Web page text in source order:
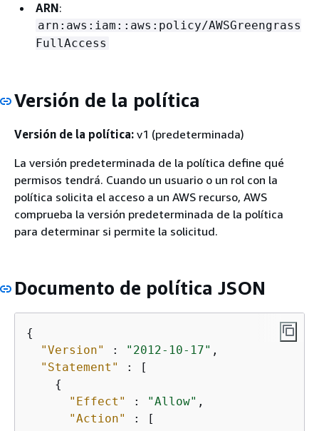
ARN:
arn:aws:iam::aws:policy/AWSGreengrass
FullAccess
Versión de la política
Versión de la política: v1 (predeterminada)
La versión predeterminada de la política define qué
permisos tendrá. Cuando un usuario o un rol con la
política solicita el acceso a un AWS recurso, AWS
comprueba la versión predeterminada de la política
para determinar si permite la solicitud.
Documento de política JSON
{
"Version"
: "2012-10-17" ,
"Statement"
: [
{
"Effect"
: "Allow" ,
"Action"
: [